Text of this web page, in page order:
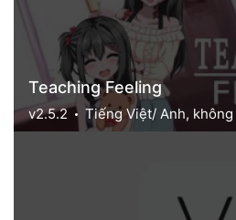
Teaching Feeling
v2.5.2 Tiếng Việt/ Anh,